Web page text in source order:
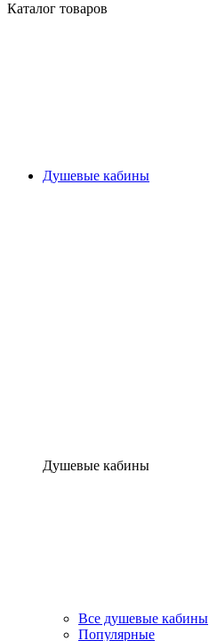
Каталог товаров
Душевые кабины
Душевые кабины
Все душевые кабины
Популярные